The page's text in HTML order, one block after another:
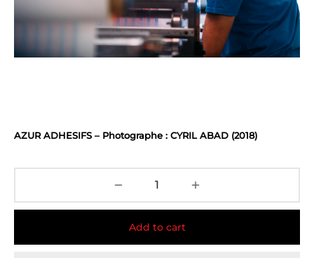
AZUR ADHESIFS – Photographe : CYRIL ABAD (2018)
Add to cart